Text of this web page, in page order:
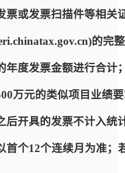
票或发票扫描件等相
的完
年度发票金额进行合
万元的类似项目业绩
后开具的发票不计入
首个12个连续月为准